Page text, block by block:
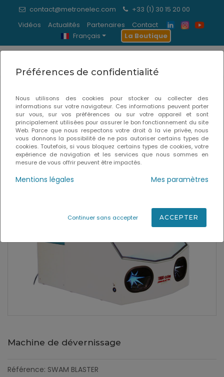
contact@metronelec.com
+33 (1) 30 15 20 00
Vidéos
Actualités Partenaires
Contact
Français
La Boutique
Machine de dévernissage
Accueil Inspection & Contrôle Labo
Machine de dévernissage
Référence: SWAM BLASTER
Préférences de confidentialité
Nous utilisons des cookies pour stocker ou collecter des
informations sur votre navigateur. Ces informations peuvent porter
sur vous, sur vos préférences ou sur votre appareil et sont
principalement utilisées pour assurer le bon fonctionnement du site
Web. Parce que nous respectons votre droit à la vie privée, nous
vous donnons la possibilité de ne pas autoriser certains types de
cookies. Toutefois, si vous bloquez certains types de cookies, votre
expérience de navigation et les services que nous sommes en
mesure de vous offrir peuvent être impactés.
Mentions légales Mes paramètres
Continuer sans accepter ACCEPTER